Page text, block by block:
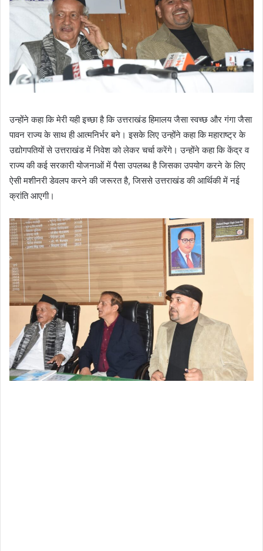
उन्होंने कहा कि मेरी यही इच्छा है कि उत्तराखंड हिमालय जैसा स्वच्छ और गंगा जैसा
पावन राज्य के साथ ही आत्मनिर्भर बने। इसके लिए उन्होंने कहा कि महाराष्ट्र के
उद्योगपतियों से उत्तराखंड में निवेश को लेकर चर्चा करेंगे। उन्होंने कहा कि केंद्र व
राज्य की कई सरकारी योजनाओं में पैसा उपलब्ध है जिसका उपयोग करने के लिए
ऐसी मशीनरी डेवलप करने की जरूरत है, जिससे उत्तराखंड की आर्थिकी में नई
क्रांति आएगी।